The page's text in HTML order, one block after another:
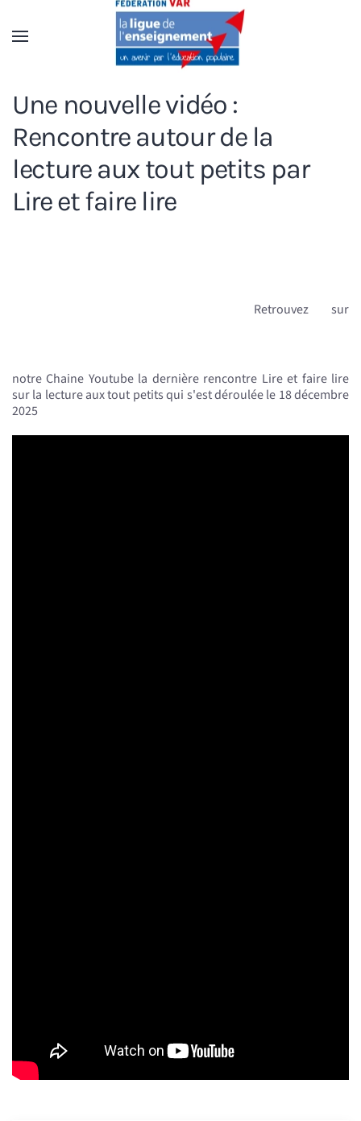
Accéder au contenu principal
Une nouvelle vidéo :
Rencontre autour de la
lecture aux tout petits par
Lire et faire lire
Retrouvez sur
notre Chaine Youtube la dernière rencontre Lire et faire lire
sur la lecture aux tout petits qui s'est déroulée le 18 décembre
2025